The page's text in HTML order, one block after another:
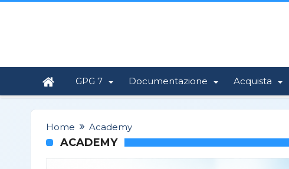
GPG 7 Documentazione Acquista
Home Academy
ACADEMY